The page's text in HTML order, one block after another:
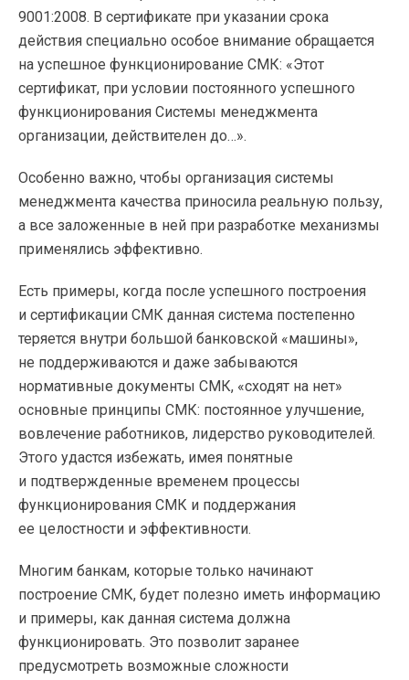
9001:2008. В сертификате при указании срока
действия специально особое внимание обращается
на успешное функционирование СМК: «Этот
сертификат, при условии постоянного успешного
функционирования Системы менеджмента
организации, действителен до…».
Особенно важно, чтобы организация системы
менеджмента качества приносила реальную пользу,
а все заложенные в ней при разработке механизмы
применялись эффективно.
Есть примеры, когда после успешного построения
и сертификации СМК данная система постепенно
теряется внутри большой банковской «машины»,
не поддерживаются и даже забываются
нормативные документы СМК, «сходят на нет»
основные принципы СМК: постоянное улучшение,
вовлечение работников, лидерство руководителей.
Этого удастся избежать, имея понятные
и подтвержденные временем процессы
функционирования СМК и поддержания
ее целостности и эффективности.
Многим банкам, которые только начинают
построение СМК, будет полезно иметь информацию
и примеры, как данная система должна
функционировать. Это позволит заранее
предусмотреть возможные сложности